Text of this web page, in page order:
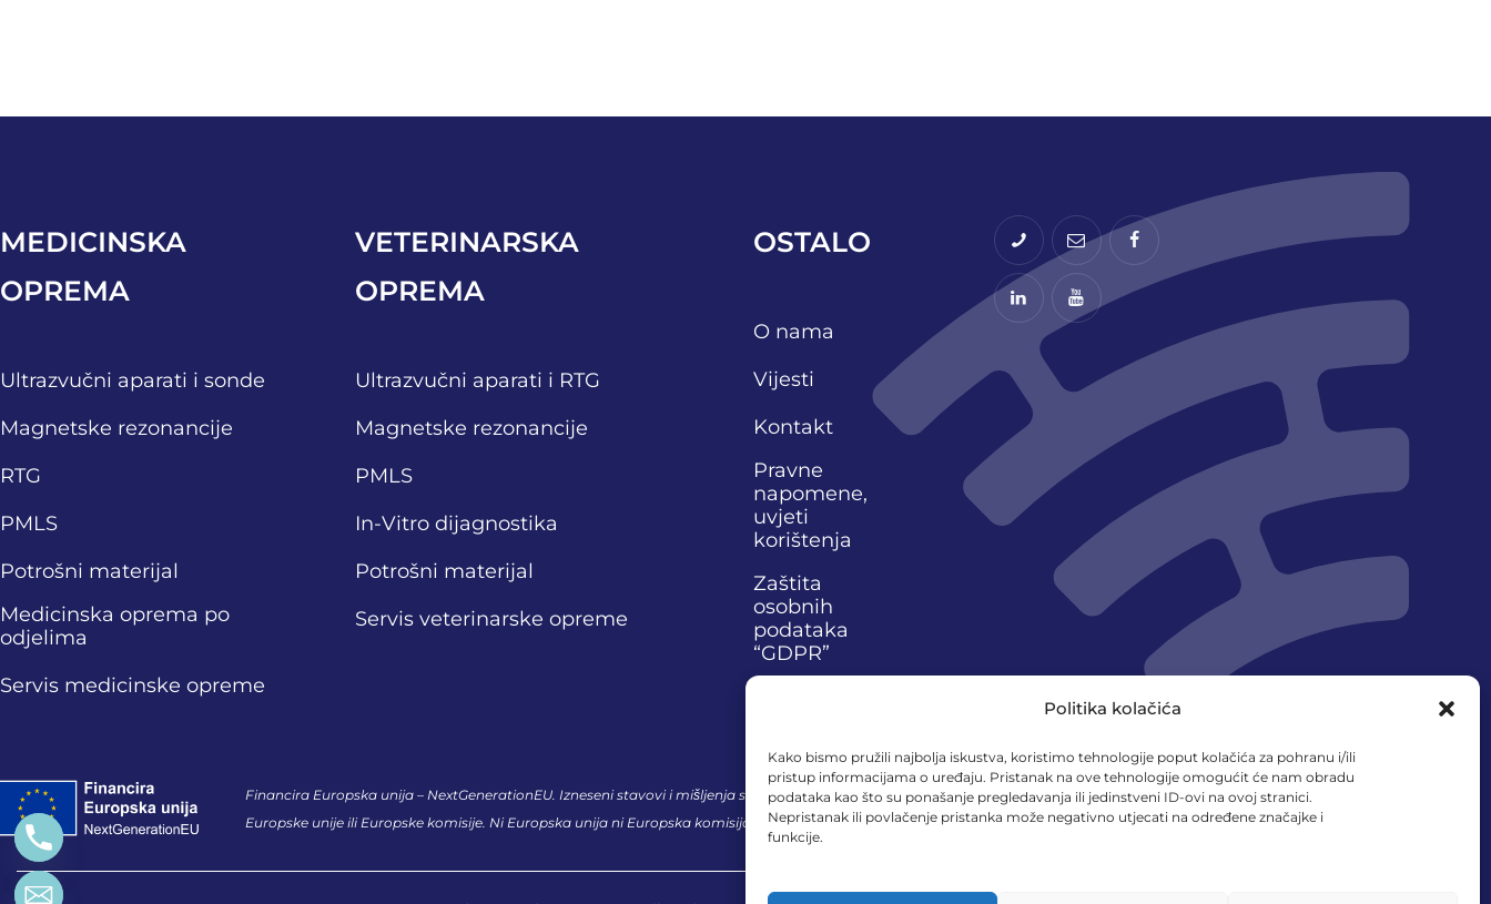
Politika kolačića
Kako bismo pružili najbolja iskustva, koristimo tehnologije poput kolačića za pohranu i/ili
pristup informacijama o uređaju. Pristanak na ove tehnologije omogućit će nam obradu
podataka kao što su ponašanje pregledavanja ili jedinstveni ID-ovi na ovoj stranici.
Nepristanak ili povlačenje pristanka može negativno utjecati na određene značajke i
funkcije.
MEDICINSKA
OPREMA
Ultrazvučni aparati i sonde
Magnetske rezonancije
RTG
PMLS
Potrošni materijal
Medicinska oprema po
odjelima
Servis medicinske opreme
VETERINARSKA
OPREMA
Ultrazvučni aparati i RTG
Magnetske rezonancije
PMLS
In-Vitro dijagnostika
Potrošni materijal
Servis veterinarske opreme
OSTALO
O nama
Vijesti
Kontakt
Pravne
napomene,
uvjeti
korištenja
Zaštita
osobnih
podataka
“GDPR”
Financira Europska unija – NextGenerationEU. Izneseni stavovi i mišljenja samo su autorova i ne odražavaju nužno službena stajališta
Europske unije ili Europske komisije. Ni Europska unija ni Europska komisija ne mogu se smatrati odgovornima za njih.